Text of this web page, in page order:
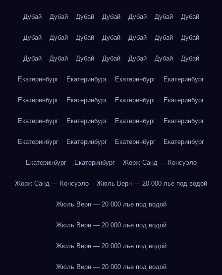
Дубай Дубай Дубай Дубай Дубай Дубай Дубай
Дубай Дубай Дубай Дубай Дубай Дубай Дубай
Дубай Дубай Дубай Дубай Дубай Дубай Дубай
Екатеринбург Екатеринбург Екатеринбург Екатеринбург
Екатеринбург Екатеринбург Екатеринбург Екатеринбург
Екатеринбург Екатеринбург Екатеринбург Екатеринбург
Екатеринбург Екатеринбург Екатеринбург Екатеринбург
Екатеринбург Екатеринбург Жорж Санд — Консуэло
Жорж Санд — Консуэло Жюль Верн — 20 000 лье под водой
Жюль Верн — 20 000 лье под водой
Жюль Верн — 20 000 лье под водой
Жюль Верн — 20 000 лье под водой
Жюль Верн — 20 000 лье под водой